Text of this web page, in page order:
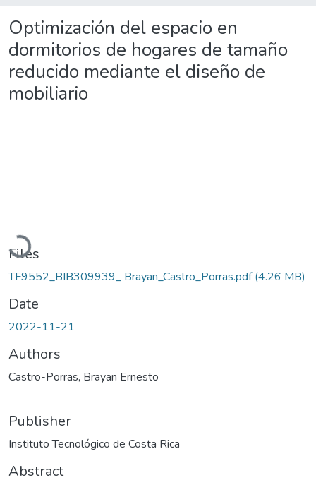
Optimización del espacio en
dormitorios de hogares de tamaño
reducido mediante el diseño de
mobiliario
Loading...
Files
TF9552_BIB309939_ Brayan_Castro_Porras.pdf(4.26 MB)
Date
2022-11-21
Authors
Castro-Porras, Brayan Ernesto
Publisher
Instituto Tecnológico de Costa Rica
Abstract